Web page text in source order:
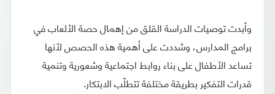
وأبدت توصيات الدراسة القلق من إهمال حصة الألعاب في
برامج المدارس، وشددت على أهمية هذه الحصص لأنها
تساعد الأطفال على بناء روابط اجتماعية وشعورية وتنمية
قدرات التفكير بطريقة مختلفة تتطلّب الابتكار.